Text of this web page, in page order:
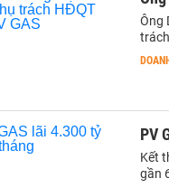
Ông
PV
Kết
gần